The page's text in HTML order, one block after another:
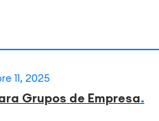
11, 2025
Grupos de Empresa